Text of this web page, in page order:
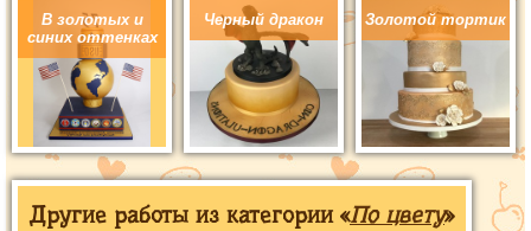
В золотых и
синих оттенках
Черный дракон Золотой тортик
Другие работы из категории «По цвету»